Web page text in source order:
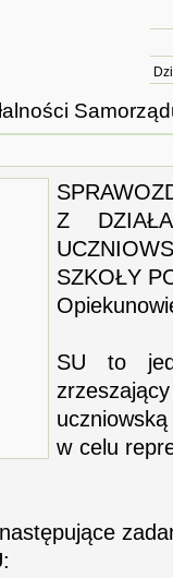
Z
SZKOŁY
SU to
uczniowską
w celu